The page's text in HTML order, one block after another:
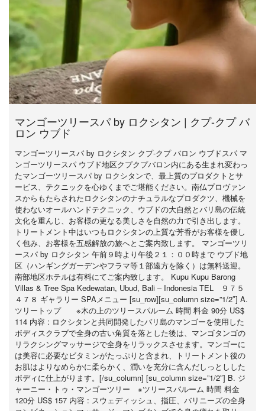
マンゴーツリースパ by ロクシタン | クプ-クプ バ
ロン ウブド
マンゴーツリースパ by ロクシタン クプ-クプ バロン ウブドスパ マ
ンゴーツリースパ ウブド地区クプクプバロン内にある生まれ変わっ
たマンゴーツリースパ by ロクシタンで、最上質のプロダクトとサ
ービス、テクニックを心ゆくまでご堪能ください。南仏プロヴァン
スからもたらされたロクシタンのナチュラルなプロダクツ、機械を
使わないオールハンドテクニック、ウブドの大自然とバリ島の伝統
文化を重んじ、お客様の更なる美しさを自然の力で引き出します。
トリートメント中はいつもロクシタンの上質な芳香がお客様を優し
く包み、お客様を五感解放の旅へとご案内致します。 マンゴーツリ
ースパ by ロクシタン 午前９時より午後２１：００時まで ウブド地
区（ハンギングガーデンやフラマ等１部遠方を除く）は無料送迎。
南部地区ホテルは有料にてご案内致します。 Kupu Kupu Barong
Villas & Tree Spa Kedewatan, Ubud, Bali – Indonesia TEL ９７５
４７８ ギャラリー SPAメニュー [su_row][su_column size=”1/2″] A.
ツリートップ ※木の上のツリースパルーム 時間 料金 90分 US$
114 内容 : ロクシタンと共同開発したバリ島のマンゴーを使用した
ボディスクラブで全身の古い角質を落とした後は、マンゴタンゴの
リラクシングマッサージで全身をリラックスさせます。マンゴーに
は美容に必要なビタミンがたっぷりと含まれ、トリートメント後の
お肌はよりなめらかに柔らかく、潤いを充分に含んだしっとしした
ボディに仕上がります。[/su_column] [su_column size=”1/2″] B. ジ
ャーニー・トゥ・マンゴーツリー ※ツリースパルーム 時間 料金
120分 US$ 157 内容 : スウェディッシュ、指圧、バリニーズの全身